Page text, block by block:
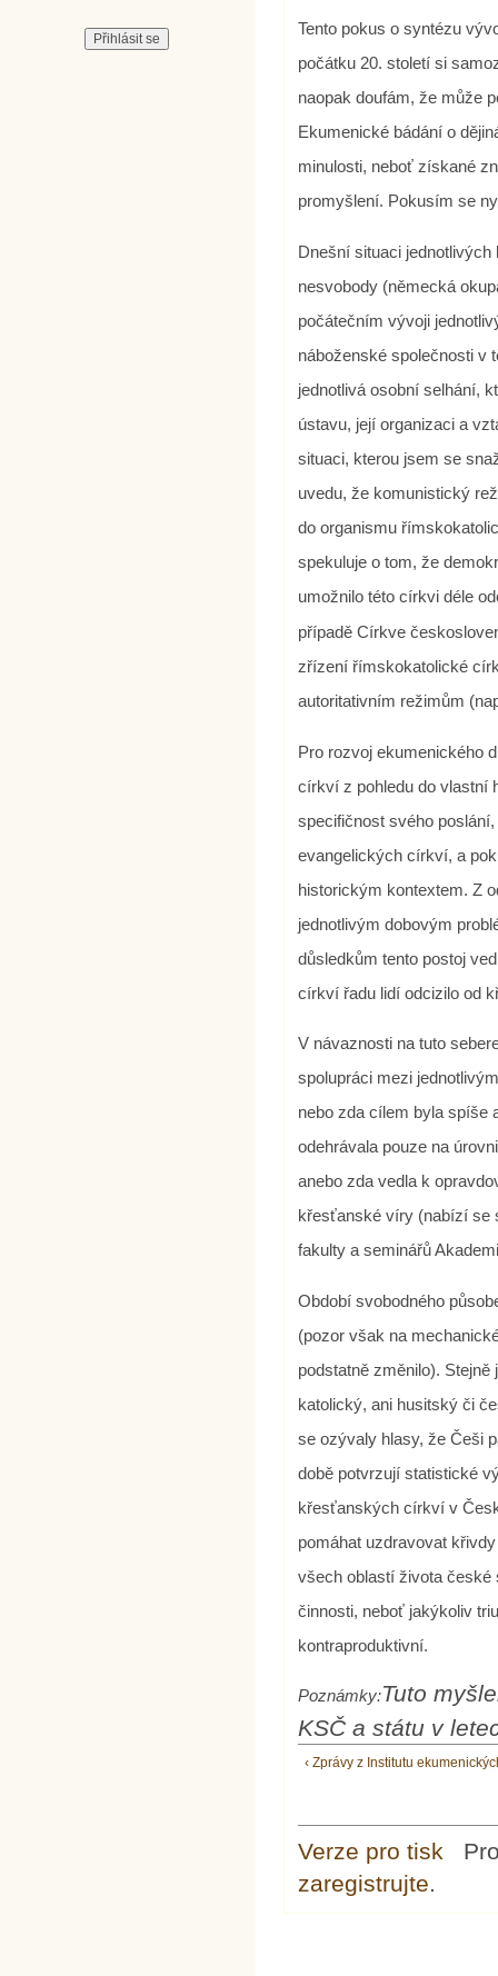
Tento pokus o syntézu
počátku 20. století si
naopak doufám, že může
Ekumenické bádání o
minulosti, neboť získané
promyšlení. Pokusím se
Dnešní situaci
nesvobody (německá
počátečním vývoji
náboženské společnosti v
jednotlivá osobní selhání,
ústavu, její organizaci a
situaci, kterou jsem se
uvedu, že komunistický
do organismu
spekuluje o tom, že
umožnilo této církvi déle
případě Církve
zřízení římskokatolické
autoritativním režimům
Pro rozvoj ekumenického
církví z pohledu do vlastní
specifičnost svého
evangelických církví, a
historickým kontextem. Z
jednotlivým dobovým
důsledkům tento postoj
církví řadu lidí odcizilo od
V návaznosti na tuto
spolupráci mezi
nebo zda cílem byla spíše
odehrávala pouze na
anebo zda vedla k
křesťanské víry (nabízí se
fakulty a seminářů
Období svobodného
(pozor však na
podstatně změnilo).
katolický, ani husitský či
se ozývaly hlasy, že Češi
době potvrzují statistické
křesťanských církví v
pomáhat uzdravovat
všech oblastí života české
činnosti, neboť jakýkoliv
kontraproduktivní.
Poznámky:Tuto
KSČ a státu v
‹ Zprávy z Institutu
Verze pro tisk
zaregistrujte.